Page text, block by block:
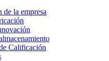
la empresa
Calificación